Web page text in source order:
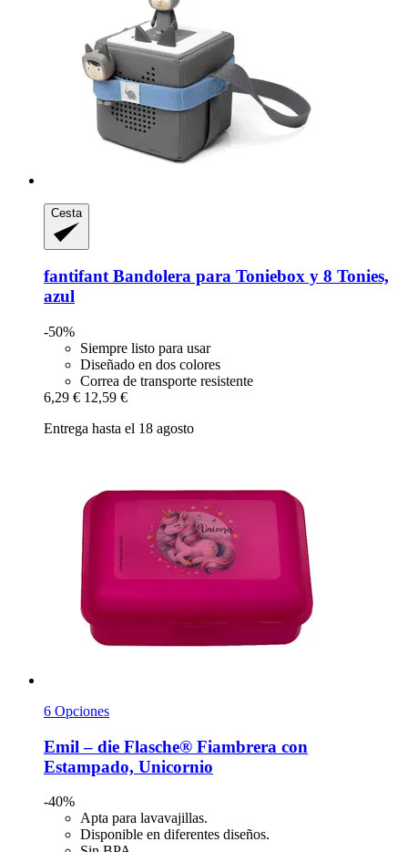
Cesta
fantifantBandolera para Toniebox y 8 Tonies,
azul
-50%
Siempre listo para usar
Diseñado en dos colores
Correa de transporte resistente
6,29 € 12,59 €
Entrega hasta el 18 agosto
6 Opciones
Emil – die Flasche® Fiambrera con
Estampado, Unicornio
-40%
Apta para lavavajillas.
Disponible en diferentes diseños.